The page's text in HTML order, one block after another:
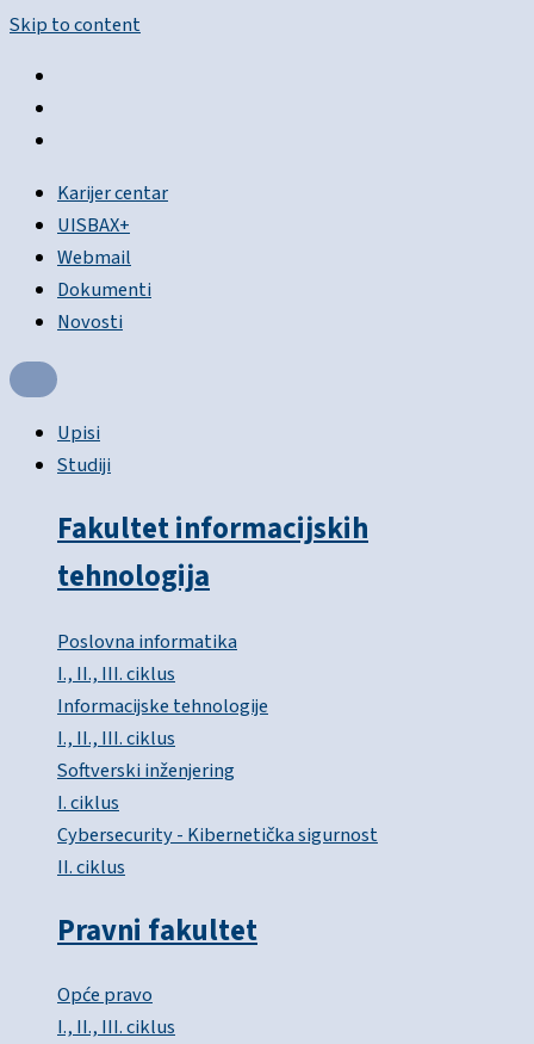
Skip to content
Karijer centar
UISBAX+
Webmail
Dokumenti
Novosti
Upisi
Studiji
Fakultet informacijskih
tehnologija
Poslovna informatika
I., II., III. ciklus
Informacijske tehnologije
I., II., III. ciklus
Softverski inženjering
I. ciklus
Cybersecurity - Kibernetička sigurnost
II. ciklus
Pravni fakultet
Opće pravo
I., II., III. ciklus